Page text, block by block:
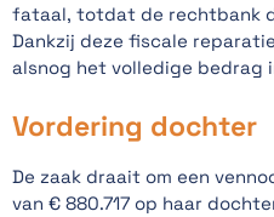
fataal, totdat de rechtbank
Dankzij deze fiscale
alsnog het volledige bedrag
Vordering dochter
De zaak draait om een
van € 880.717 op haar